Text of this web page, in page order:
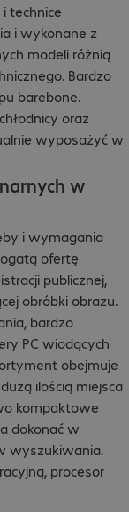
technice
i wykonane z
modeli różnią
Bardzo
barebone.
oraz
wyposażyć w
w
i wymagania
ofertę
publicznej,
obróbki obrazu.
bardzo
PC wiodących
obejmuje
ilością miejsca
kompaktowe
dokonać w
wyszukiwania.
procesor